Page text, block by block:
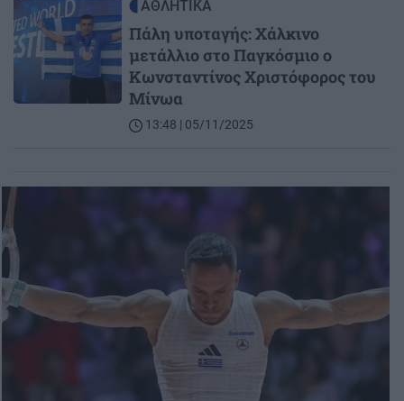
Image ΑΘΛΗΤΙΚΑ
Πάλη υποταγής: Χάλκινο
μετάλλιο στο Παγκόσμιο ο
Κωνσταντίνος Χριστόφορος του
Μίνωα
13:48 | 05/11/2025